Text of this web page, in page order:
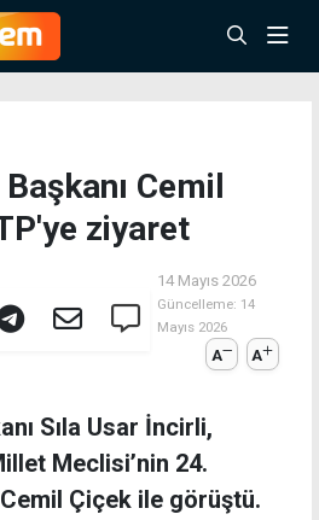
Cemil
ziyaret
14 Mayıs 2026
Güncelleme: 14
Mayıs 2026
A A
Sıla Usar İncirli,
Meclisi’nin 24.
Çiçek ile görüştü.